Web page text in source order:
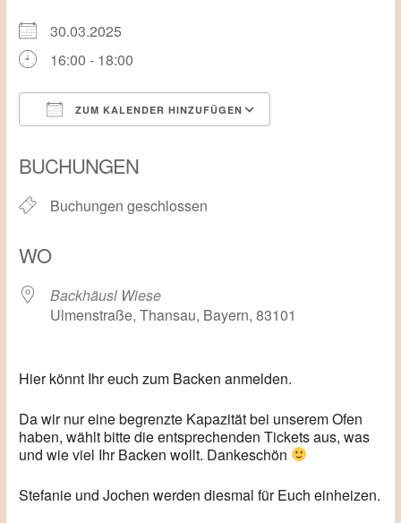
30.03.2025
16:00 - 18:00
ZUM KALENDER HINZUFÜGEN
BUCHUNGEN
Buchungen geschlossen
WO
Backhäusl Wiese
Ulmenstraße, Thansau, Bayern, 83101
Hier könnt Ihr euch zum Backen anmelden.
Da wir nur eine begrenzte Kapazität bei unserem Ofen
haben, wählt bitte die entsprechenden Tickets aus, was
und wie viel Ihr Backen wollt. Dankeschön
Stefanie und Jochen werden diesmal für Euch einheizen.